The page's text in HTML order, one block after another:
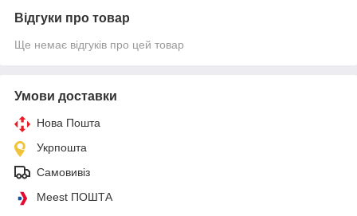
Відгуки про товар
Ще немає відгуків про цей товар
Умови доставки
Нова Пошта
Укрпошта
Самовивіз
Meest ПОШТА